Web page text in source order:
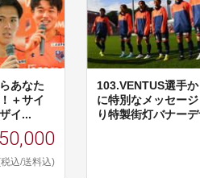
あなた
＋サイ
イ...
込/送料込)
103.VENTUS選手
に特別なメッセー
り特製街灯バナー